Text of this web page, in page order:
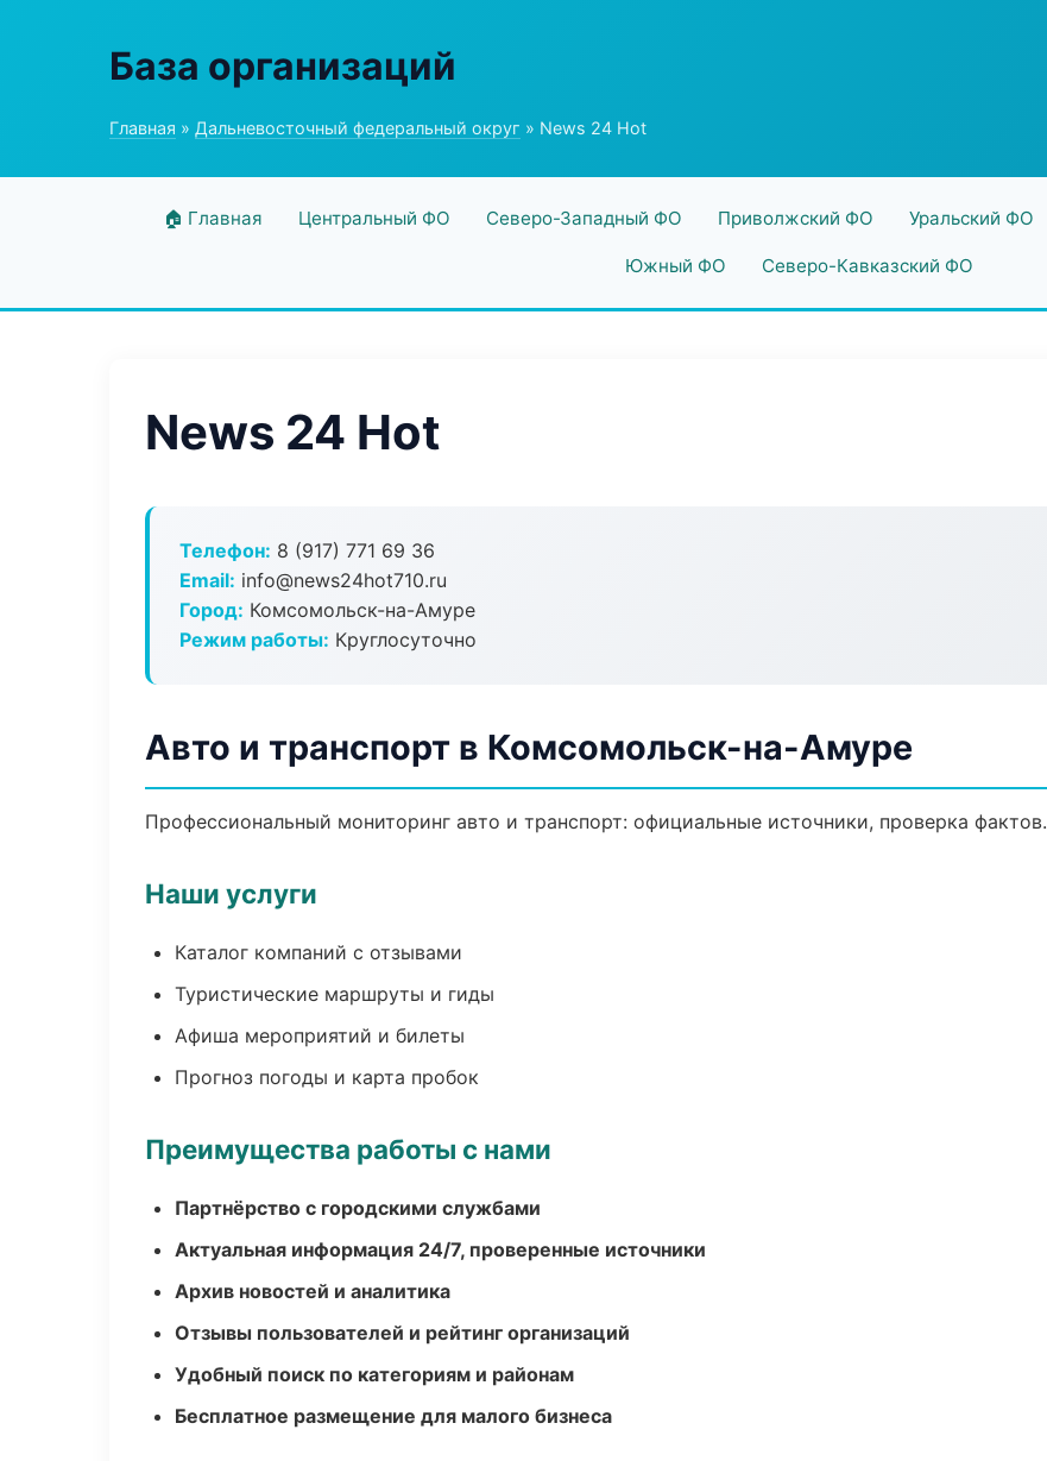
База организаций
Главная » Дальневосточный федеральный округ » News 24 Hot
🏠 Главная Центральный ФО Северо-Западный ФО Приволжский ФО Уральский ФО
Южный ФО Северо-Кавказский ФО
News 24 Hot
Телефон: 8 (917) 771 69 36
Email: info@news24hot710.ru
Город: Комсомольск-на-Амуре
Режим работы: Круглосуточно
Авто и транспорт в Комсомольск-на-Амуре
Профессиональный мониторинг авто и транспорт: официальные источники, проверка фактов.
Наши услуги
Каталог компаний с отзывами
Туристические маршруты и гиды
Афиша мероприятий и билеты
Прогноз погоды и карта пробок
Преимущества работы с нами
Партнёрство с городскими службами
Актуальная информация 24/7, проверенные источники
Архив новостей и аналитика
Отзывы пользователей и рейтинг организаций
Удобный поиск по категориям и районам
Бесплатное размещение для малого бизнеса